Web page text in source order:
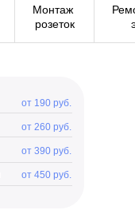
Монтаж
розеток
от 190 руб.
от 260 руб.
от 390 руб.
от 450 руб.